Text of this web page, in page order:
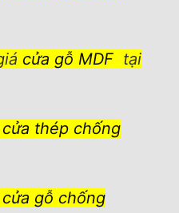
cửa gỗ MDFtại
cửa thép chống
cửa gỗ chống